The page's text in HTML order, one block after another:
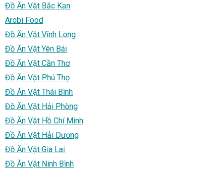
Đồ Ăn Vặt Bắc Kạn
Arobi Food
Đồ Ăn Vặt Vĩnh Long
Đồ Ăn Vặt Yên Bái
Đồ Ăn Vặt Cần Thơ
Đồ Ăn Vặt Phú Thọ
Đồ Ăn Vặt Thái Bình
Đồ Ăn Vặt Hải Phòng
Đồ Ăn Vặt Hồ Chí Minh
Đồ Ăn Vặt Hải Dương
Đồ Ăn Vặt Gia Lai
Đồ Ăn Vặt Ninh Bình